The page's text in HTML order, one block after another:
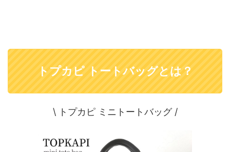
トプカピ トートバッグとは？
\ トプカピ ミニトートバッグ /